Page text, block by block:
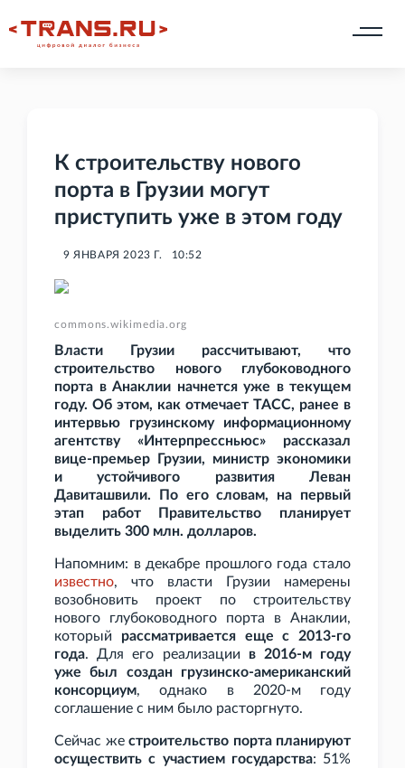
К строительству нового
порта в Грузии могут
приступить уже в этом году
9 ЯНВАРЯ 2023 Г. 10:52
commons.wikimedia.org
Власти Грузии рассчитывают, что
строительство нового глубоководного
порта в Анаклии начнется уже в текущем
году. Об этом, как отмечает ТАСС, ранее в
интервью грузинскому информационному
агентству «Интерпрессньюс» рассказал
вице-премьер Грузии, министр экономики
и устойчивого развития Леван
Давиташвили. По его словам, на первый
этап работ Правительство планирует
выделить 300 млн. долларов.
Напомним: в декабре прошлого года стало
известно, что власти Грузии намерены
возобновить проект по строительству
нового глубоководного порта в Анаклии,
который рассматривается еще с 2013-го
года. Для его реализации в 2016-м году
уже был создан грузинско-американский
консорциум, однако в 2020-м году
соглашение с ним было расторгнуто.
Сейчас же строительство порта планируют
осуществить с участием государства: 51%